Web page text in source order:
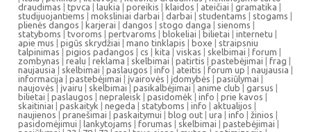
draudimas | tpvca | laukia | poreikis | klaidos | ateičiai | gramatika |
studijuojantiems | moksliniai darbai | darbai | studentams | stogams |
plienės dangos | karjerai | dangos | stogo danga | sienoms |
statyboms | tvoroms | pertvaroms | blokeliai | bilietai | internetu |
apie mus | pigūs skrydžiai | mano tinklapis | boxe | straipsniu
talpinimas | pigios padangos | cs | kita | viskas | skelbimai | forum |
zombynas | realu | reklama | skelbimai | patirtis | pastebėjimai | frag |
naujausia | skelbimai | paslaugos | info | ateitis | forum up | naujausia |
informacija | pastebėjimai | įvairovės | įdomybės | pasiūlymai |
naujovės | įvairu | skelbimai| pasikalbėjimai | anime club | garsus |
bilietai | paslaugos | nepraleisk | pasidomėk | info | prie kavos |
skaitiniai | paskaityk | negeda | statyboms | info | aktualijos |
naujienos | pranešimai | paskaitymui | blog out | ura | info | žinios |
pasidomėjimui | lankytojams | forumas | skelbimai | pastebėjimai |